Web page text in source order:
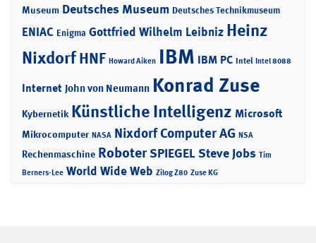
Museum Deutsches Museum Deutsches Technikmuseum
ENIAC Enigma Gottfried Wilhelm Leibniz Heinz
NixdorfHNF Howard Aiken IBM IBM PC Intel Intel 8088
Internet John von Neumann Konrad Zuse
Kybernetik Künstliche Intelligenz Microsoft
Mikrocomputer NASA Nixdorf Computer AG NSA
Rechenmaschine RoboterSPIEGELSteve Jobs Tim
Berners-Lee World Wide Web Zilog Z80 Zuse KG